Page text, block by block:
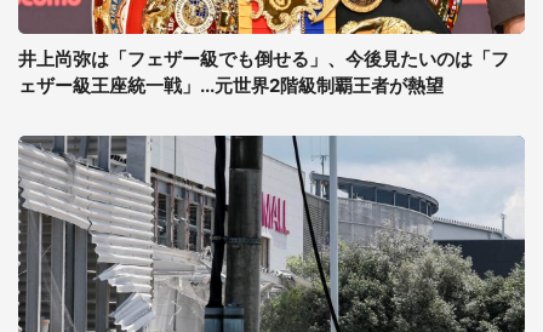
井上尚弥は「フェザー級でも倒せる」、今後見たいのは「フ
ェザー級王座統一戦」...元世界2階級制覇王者が熱望